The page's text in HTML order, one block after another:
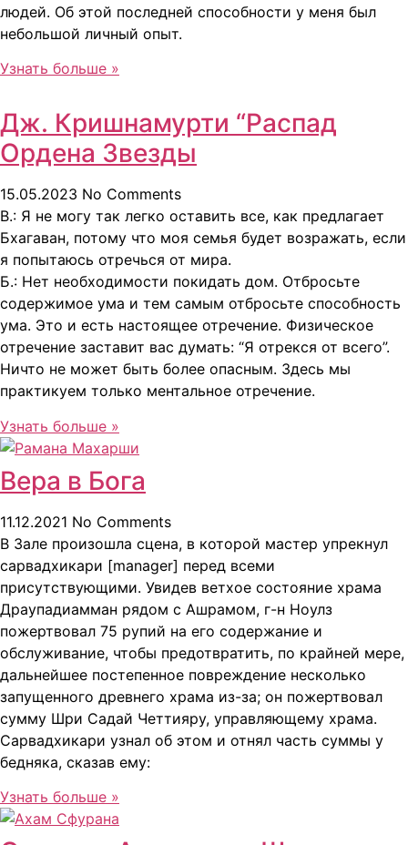
людей. Об этой последней способности у меня был
небольшой личный опыт.
Узнать больше »
Дж. Кришнамурти “Распад
Ордена Звезды
15.05.2023 No Comments
В.: Я не могу так легко оставить все, как предлагает
Бхагаван, потому что моя семья будет возражать, если
я попытаюсь отречься от мира.
Б.: Нет необходимости покидать дом. Отбросьте
содержимое ума и тем самым отбросьте способность
ума. Это и есть настоящее отречение. Физическое
отречение заставит вас думать: “Я отрекся от всего”.
Ничто не может быть более опасным. Здесь мы
практикуем только ментальное отречение.
Узнать больше »
Вера в Бога
11.12.2021 No Comments
В Зале произошла сцена, в которой мастер упрекнул
сарвадхикари [manager] перед всеми
присутствующими. Увидев ветхое состояние храма
Драупадиамман рядом с Ашрамом, г-н Ноулз
пожертвовал 75 рупий на его содержание и
обслуживание, чтобы предотвратить, по крайней мере,
дальнейшее постепенное повреждение несколько
запущенного древнего храма из-за; он пожертвовал
сумму Шри Садай Четтияру, управляющему храма.
Сарвадхикари узнал об этом и отнял часть суммы у
бедняка, сказав ему:
Узнать больше »